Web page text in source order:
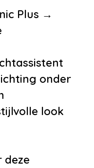
Plus →
onder
look
deze